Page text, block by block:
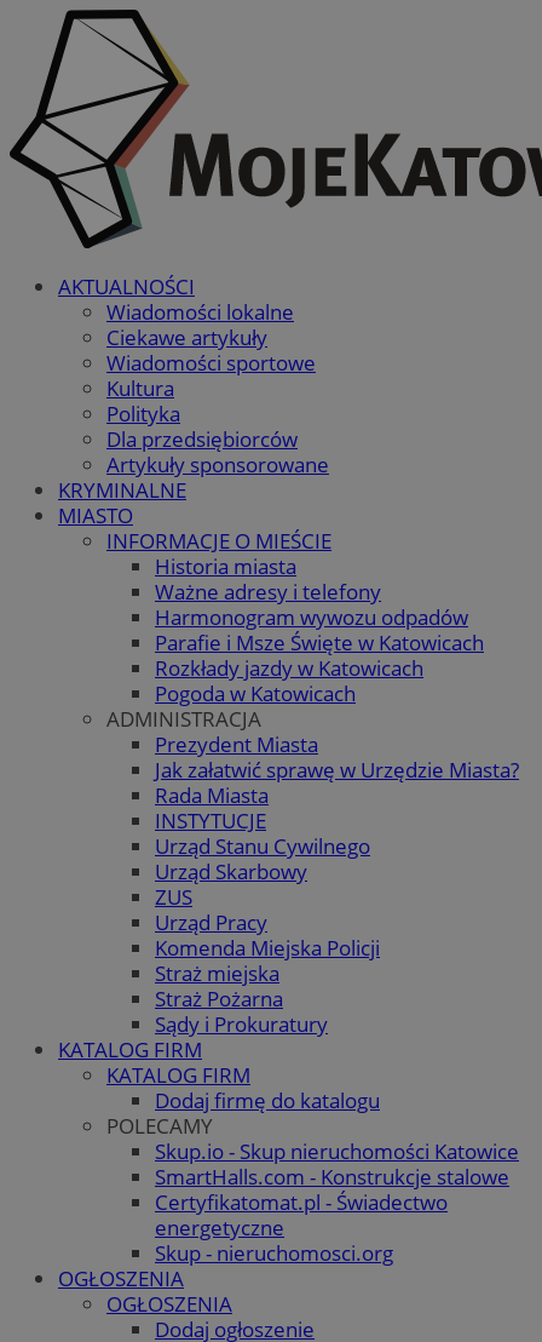
AKTUALNOŚCI
Wiadomości lokalne
Ciekawe artykuły
Wiadomości sportowe
Kultura
Polityka
Dla przedsiębiorców
Artykuły sponsorowane
KRYMINALNE
MIASTO
INFORMACJE O MIEŚCIE
Historia miasta
Ważne adresy i telefony
Harmonogram wywozu odpadów
Parafie i Msze Święte w Katowicach
Rozkłady jazdy w Katowicach
Pogoda w Katowicach
ADMINISTRACJA
Prezydent Miasta
Jak załatwić sprawę w Urzędzie Miasta?
Rada Miasta
INSTYTUCJE
Urząd Stanu Cywilnego
Urząd Skarbowy
ZUS
Urząd Pracy
Komenda Miejska Policji
Straż miejska
Straż Pożarna
Sądy i Prokuratury
KATALOG FIRM
KATALOG FIRM
Dodaj firmę do katalogu
POLECAMY
Skup.io - Skup nieruchomości Katowice
SmartHalls.com - Konstrukcje stalowe
Certyfikatomat.pl - Świadectwo
energetyczne
Skup - nieruchomosci.org
OGŁOSZENIA
OGŁOSZENIA
Dodaj ogłoszenie